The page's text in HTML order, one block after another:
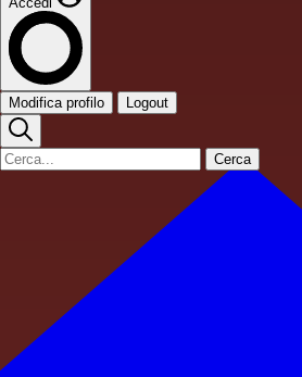
Modifica profilo Logout
Cerca